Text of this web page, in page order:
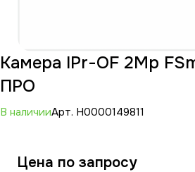
Камера IPr-OF 2Mp
ПРО
В наличииАрт. Н0000149811
Цена по запросу